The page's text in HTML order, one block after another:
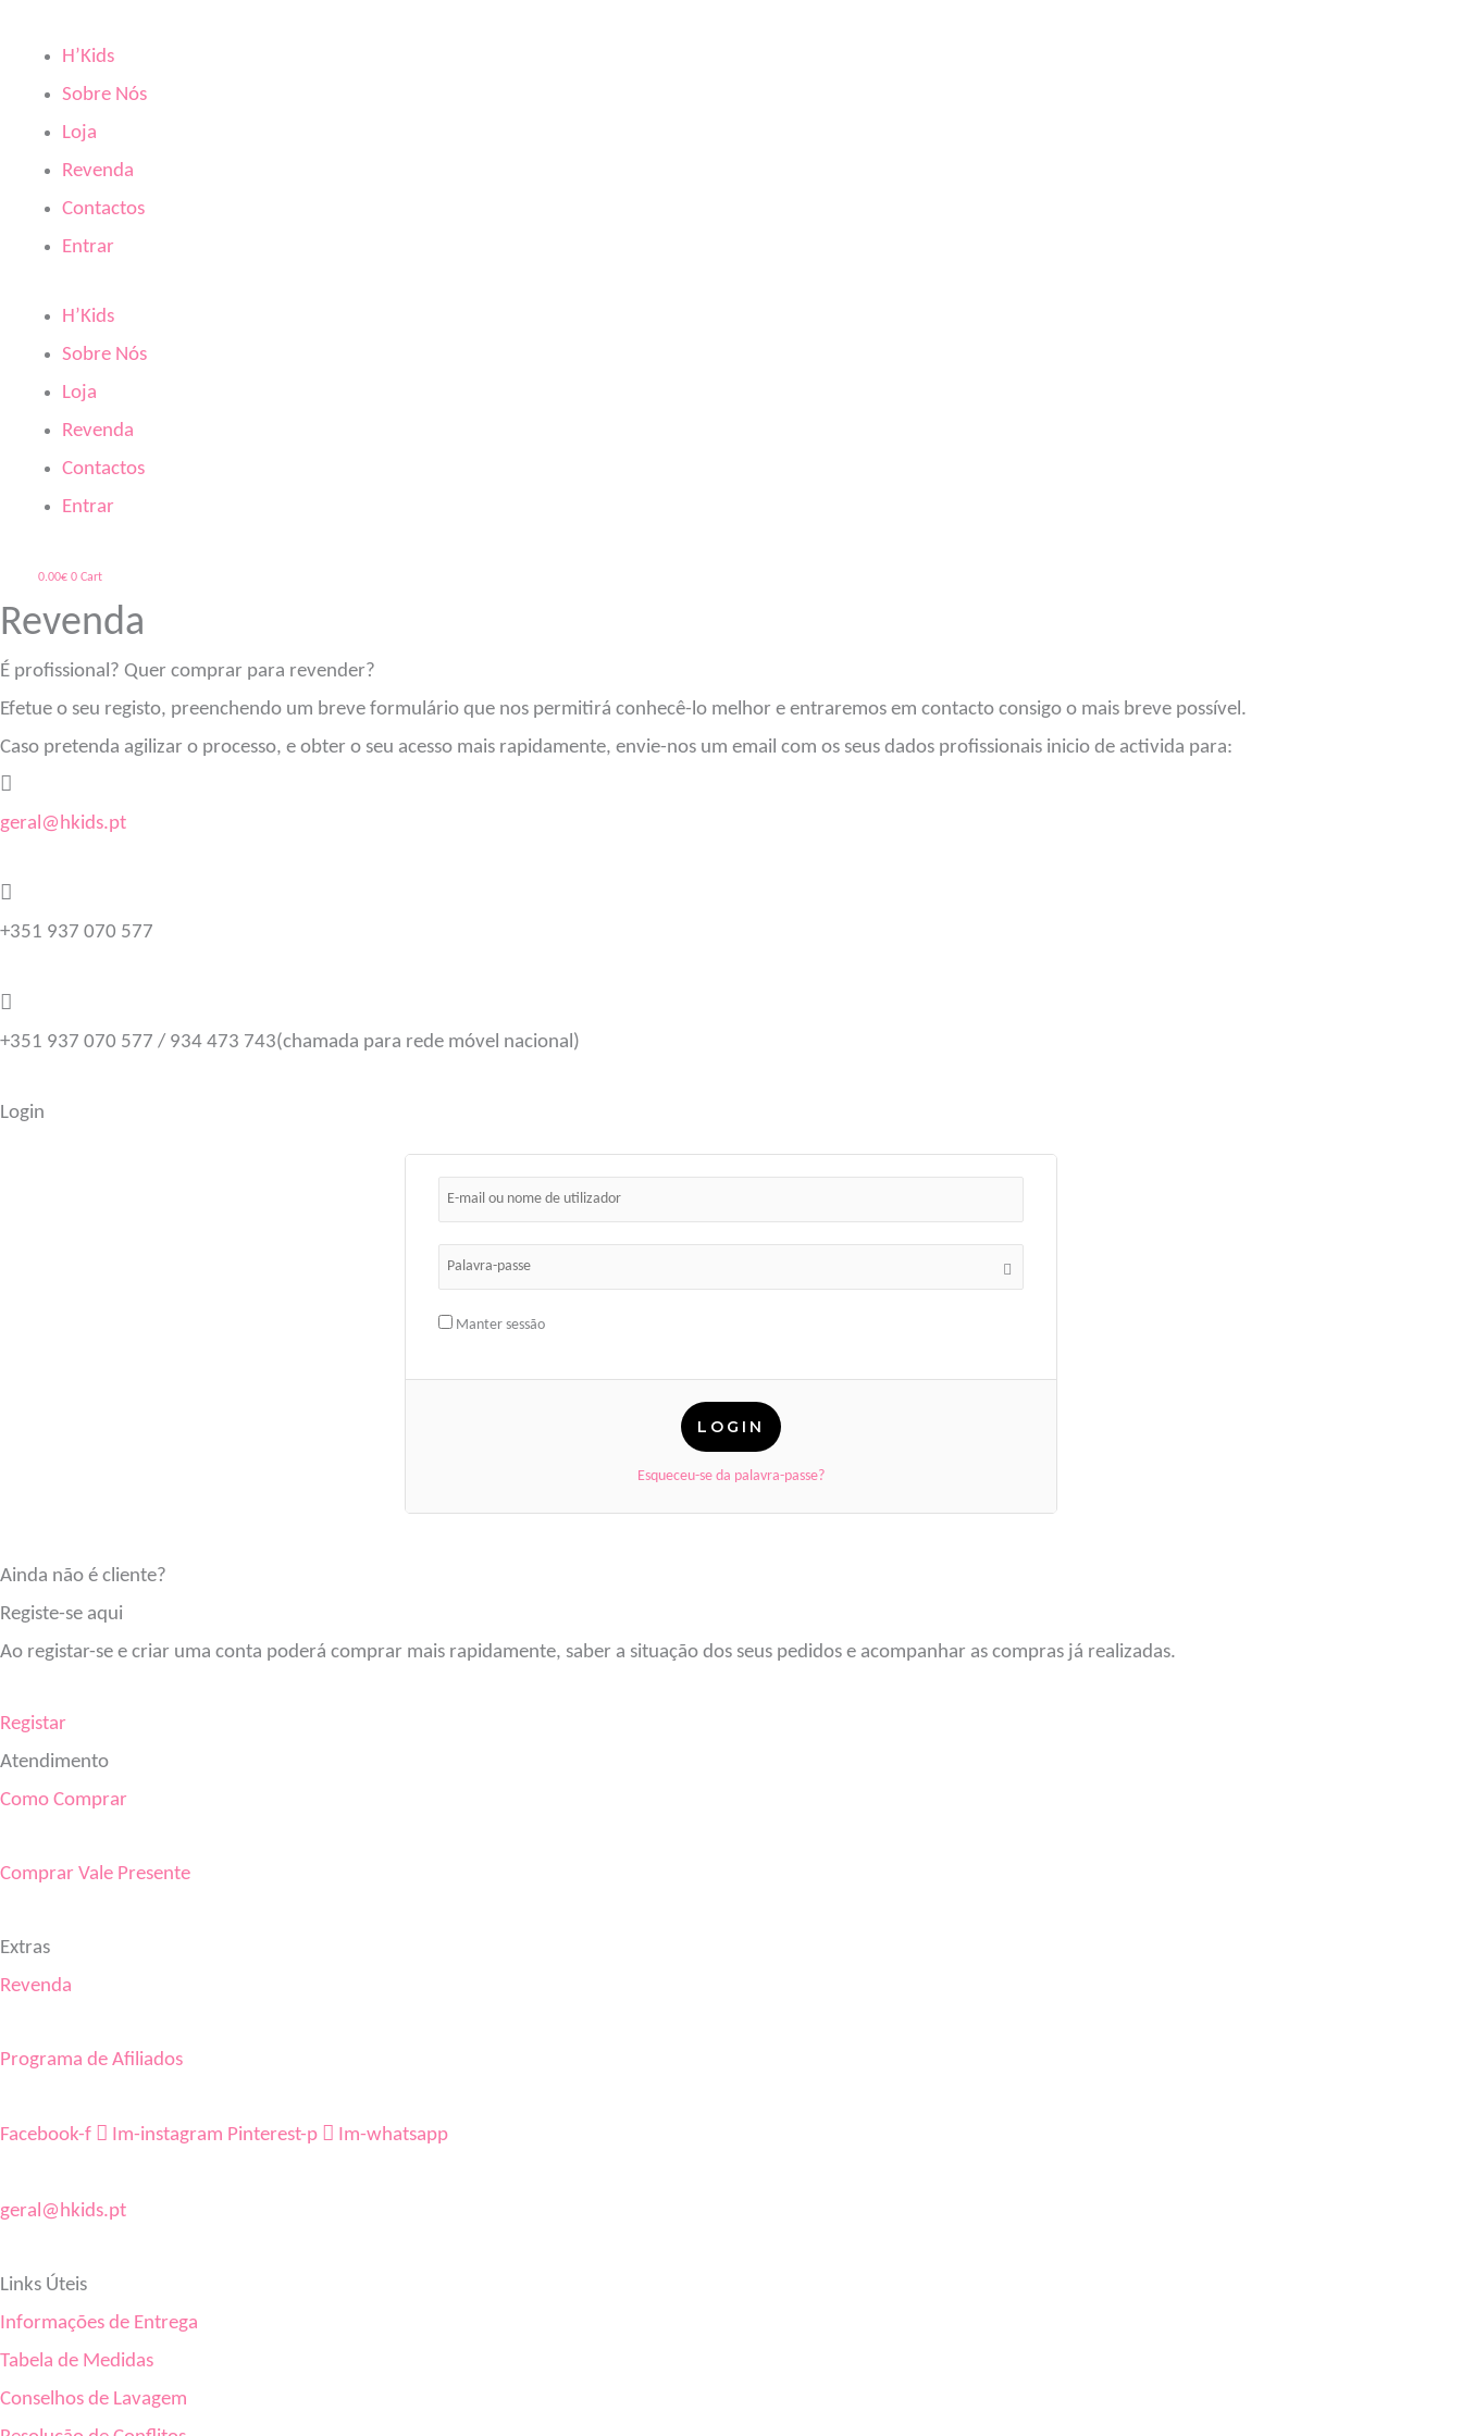
content
H’Kids
Sobre Nós
Loja
Revenda
Contactos
Entrar
H’Kids
Sobre Nós
Loja
Revenda
Contactos
Entrar
0.00€ 0 Cart
Revenda
É profissional? Quer comprar para revender?
Efetue o seu registo, preenchendo um breve formulário que nos permitirá conhecê-lo melhor e entraremos em contacto consigo o mais breve possível.
Caso pretenda agilizar o processo, e obter o seu acesso mais rapidamente, envie-nos um email com os seus dados profissionais inicio de activida para:
geral@hkids.pt
+351 937 070 577
+351 937 070 577 / 934 473 743(chamada para rede móvel nacional)
Login
Manter sessão
Esqueceu-se da palavra-passe?
Ainda não é cliente?
Registe-se aqui
Ao registar-se e criar uma conta poderá comprar mais rapidamente, saber a situação dos seus pedidos e acompanhar as compras já realizadas.
Registar
Atendimento
Como Comprar
Comprar Vale Presente
Extras
Revenda
Programa de Afiliados
Facebook-f Im-instagram Pinterest-p Im-whatsapp
geral@hkids.pt
Links Úteis
Informações de Entrega
Tabela de Medidas
Conselhos de Lavagem